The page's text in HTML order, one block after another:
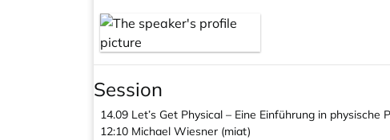
Session
14.09
12:10
Let’s Get Physical – Eine Einführung in physische
Michael Wiesner (miat)